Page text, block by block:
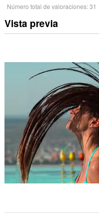
Número total de valoraciones:31
Vista previa